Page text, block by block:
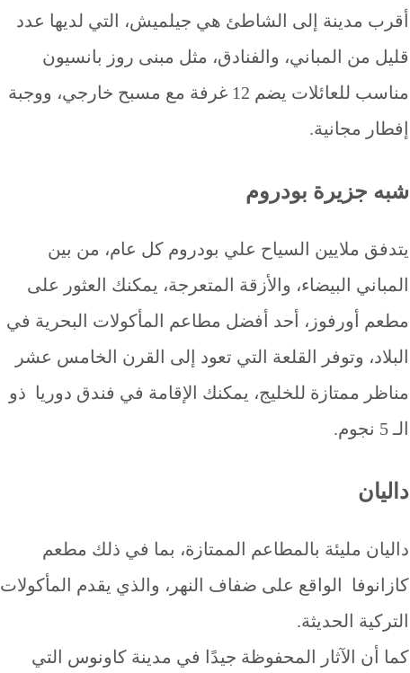
أقرب مدينة إلى الشاطئ هي جيلميش، التي لديها عدد
قليل من المباني، والفنادق، مثل مبنى روز بانسيون
مناسب للعائلات يضم 12 غرفة مع مسبح خارجي، ووجبة
إفطار مجانية.
شبه جزيرة بودروم
يتدفق ملايين السياح علي بودروم كل عام، من بين
المباني البيضاء، والأزقة المتعرجة، يمكنك العثور على
مطعم أورفوز، أحد أفضل مطاعم المأكولات البحرية في
البلاد، وتوفر القلعة التي تعود إلى القرن الخامس عشر
مناظر ممتازة للخليج، يمكنك الإقامة في فندق دوريا ذو
الـ 5 نجوم.
داليان
داليان مليئة بالمطاعم الممتازة، بما في ذلك مطعم
كازانوفا الواقع على ضفاف النهر، والذي يقدم المأكولات
التركية الحديثة.
كما أن الآثار المحفوظة جيدًا في مدينة كاونوس التي